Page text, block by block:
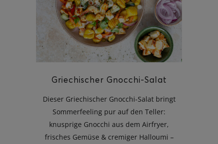
Griechischer Gnocchi-Salat
Dieser Griechischer Gnocchi-Salat bringt
Sommerfeeling pur auf den Teller:
knusprige Gnocchi aus dem Airfryer,
frisches Gemüse & cremiger Halloumi –